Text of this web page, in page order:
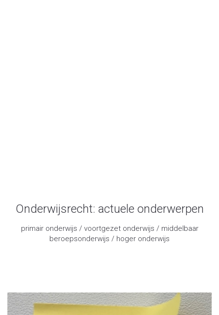
Onderwijsrecht: actuele onderwerpen
primair onderwijs / voortgezet onderwijs / middelbaar
beroepsonderwijs / hoger onderwijs